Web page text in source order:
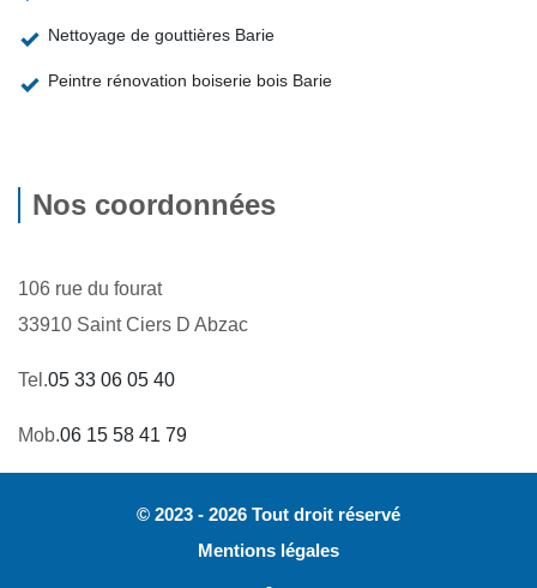
Nettoyage de gouttières Barie
Peintre rénovation boiserie bois Barie
Nos coordonnées
106 rue du fourat
33910 Saint Ciers D Abzac
Tel.05 33 06 05 40
Mob.06 15 58 41 79
© 2023 - 2026 Tout droit réservé
Mentions légales